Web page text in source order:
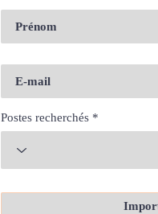
Postes recherchés